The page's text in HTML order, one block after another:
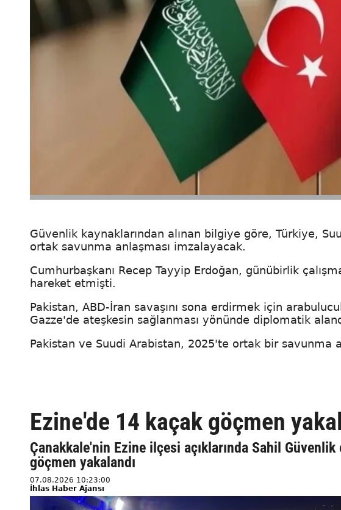
Güvenlik kaynaklarından alınan bilgiye göre, Türkiye,
ortak savunma anlaşması imzalayacak.
Cumhurbaşkanı Recep Tayyip Erdoğan, günübirlik
hareket etmişti.
Pakistan, ABD-İran savaşını sona erdirmek için
Gazze'de ateşkesin sağlanması yönünde diplomatik
Pakistan ve Suudi Arabistan, 2025'te ortak bir savunma
Ezine'de 14 kaçak göçmen
Çanakkale'nin Ezine ilçesi açıklarında Sahil
göçmen yakalandı
07.08.2026 10:23:00
İhlas Haber Ajansı